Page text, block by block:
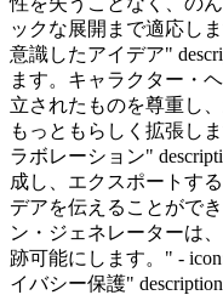
ックな展開まで適応し
意識したアイデア"
ます。キャラクター・
立されたものを尊重し
もっともらしく拡張し
ラボレーション"
成し、エクスポートす
デアを伝えることがで
ン・ジェネレーターは
跡可能にします。" -
イバシー保護"